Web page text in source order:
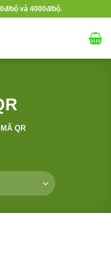
bộ và 4000đ/bộ.
MÃ QR